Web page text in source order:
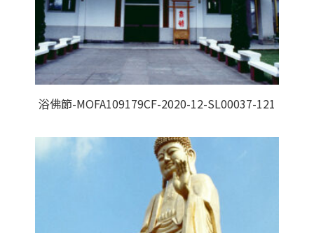
浴佛節-MOFA109179CF-2020-12-SL00037-121